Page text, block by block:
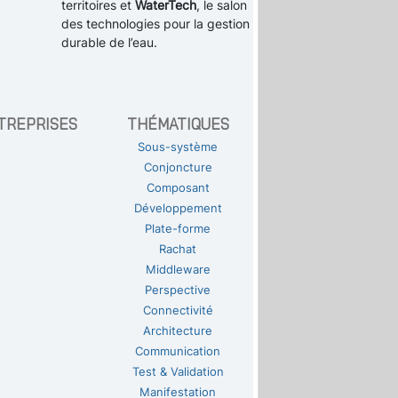
territoires et WaterTech, le salon
des technologies pour la gestion
durable de l’eau.
THÉMATIQUES
Sous-système
Conjoncture
Composant
Développement
Plate-forme
Rachat
Middleware
Perspective
Connectivité
Architecture
Communication
Test & Validation
Manifestation